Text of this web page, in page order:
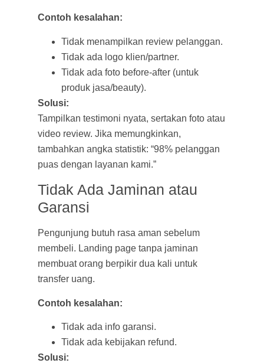
Contoh kesalahan:
Tidak menampilkan review pelanggan.
Tidak ada logo klien/partner.
Tidak ada foto before-after (untuk
produk jasa/beauty).
Solusi:
Tampilkan testimoni nyata, sertakan foto atau
video review. Jika memungkinkan,
tambahkan angka statistik: “98% pelanggan
puas dengan layanan kami.”
Tidak Ada Jaminan atau
Garansi
Pengunjung butuh rasa aman sebelum
membeli. Landing page tanpa jaminan
membuat orang berpikir dua kali untuk
transfer uang.
Contoh kesalahan:
Tidak ada info garansi.
Tidak ada kebijakan refund.
Solusi: